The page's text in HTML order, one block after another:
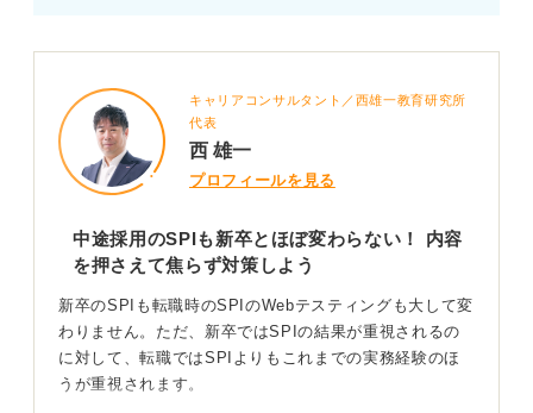
キャリアコンサルタント／西雄一教育研究所
代表
西 雄一
プロフィールを見る
中途採用のSPIも新卒とほぼ変わらない！ 内容
を押さえて焦らず対策しよう
新卒のSPIも転職時のSPIのWebテスティングも大して変
わりません。ただ、新卒ではSPIの結果が重視されるの
に対して、転職ではSPIよりもこれまでの実務経験のほ
うが重視されます。